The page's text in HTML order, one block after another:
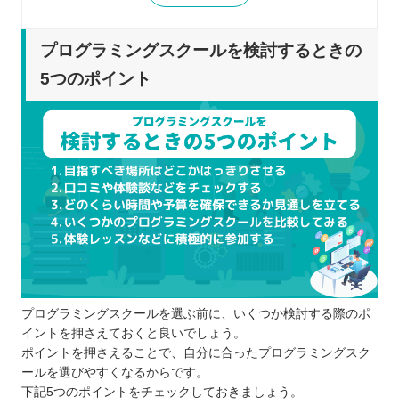
体験レッスンなどに積極的に参加する
受講スタイルは自分にあっているか
スケジュールは無理なく通えそうか
カリキュラムの内容はどうか
どのようなサポートを行っているか
受講料はどのくらいかかるか
プログラミングスクールに通う5つのメリット
独学より効率的に学習を進められる
就職・転職が有利になる
実務で役立つ知識やスキルが身に付く
プログラミングスクールに通う3つのデメリット
プログラミングスクールを検討するときの
5つのポイント
プログラミングスクールを選ぶ前に、いくつか検討する際のポ
イントを押さえておくと良いでしょう。
ポイントを押さえることで、自分に合ったプログラミングスク
ールを選びやすくなるからです。
下記5つのポイントをチェックしておきましょう。